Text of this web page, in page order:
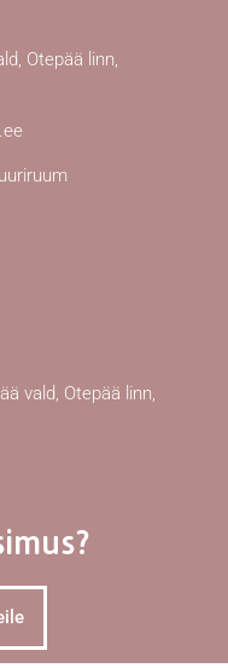
Otepää linn,
vald, Otepää linn,